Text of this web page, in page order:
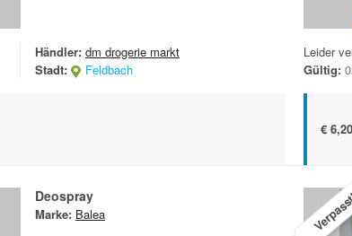
Händler: dm drogerie markt
Stadt:
Feldbach
Leider
Gültig:
€
Deospray
Marke: Balea